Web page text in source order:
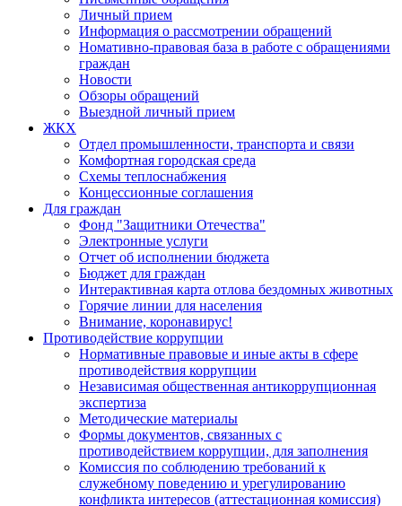
Личный прием
Информация о рассмотрении обращений
Номативно-правовая база в работе с обращениями
граждан
Новости
Обзоры обращений
Выездной личный прием
ЖКХ
Отдел промышленности, транспорта и связи
Комфортная городская среда
Схемы теплоснабжения
Концессионные соглашения
Для граждан
Фонд "Защитники Отечества"
Электронные услуги
Отчет об исполнении бюджета
Бюджет для граждан
Интерактивная карта отлова бездомных животных
Горячие линии для населения
Внимание, коронавирус!
Противодействие коррупции
Нормативные правовые и иные акты в сфере
противодействия коррупции
Независимая общественная антикоррупционная
экспертиза
Методические материалы
Формы документов, связанных с
противодействием коррупции, для заполнения
Комиссия по соблюдению требований к
служебному поведению и урегулированию
конфликта интересов (аттестационная комиссия)